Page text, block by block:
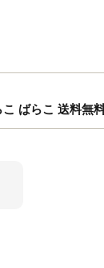
ばらこ 送料無